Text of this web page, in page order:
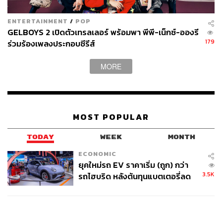
ENTERTAINMENT / POP
GELBOYS 2 เปิดตัวเทรลเลอร์ พร้อมพา พีพี-เน็กซ์-อองรี
ร่วมร้องเพลงประกอบซีรีส์
179
MORE
MOST POPULAR
TODAY WEEK MONTH
ECONOMIC
ยุคใหม่รถ EV ราคาเริ่ม (ถูก) กว่า
รถไฮบริด หลังต้นทุนแบตเตอรี่ลด
3.5K